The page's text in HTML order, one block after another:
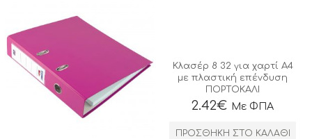
Κλασέρ 8 32 για χαρτί Α4
με πλαστική επένδυση
ΠΟΡΤΟΚΑΛΙ
2.42€ Με ΦΠΑ
ΠΡΟΣΘΉΚΗ ΣΤΟ ΚΑΛΆΘΙ